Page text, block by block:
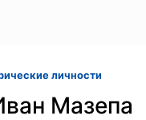
личности
Мазепа